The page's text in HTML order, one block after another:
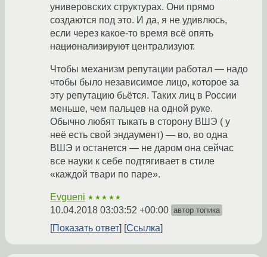
универовских структурах. Они прямо
создаются под это. И да, я не удивлюсь,
если через какое-то время всё опять
национализируют централизуют.
Чтобы механизм репутации работал — надо
чтобы было независимое лицо, которое за
эту репутацию бьётся. Таких лиц в России
меньше, чем пальцев на одной руке.
Обычно любят тыкать в сторону ВШЭ ( у
неё есть свой эндаумент) — во, во одна
ВШЭ и останется — не даром она сейчас
все науки к себе подтягивает в стиле
«каждой твари по паре».
Evgueni ★★★★★
10.04.2018 03:03:52 +00:00 автор топика
Показать ответ Ссылка